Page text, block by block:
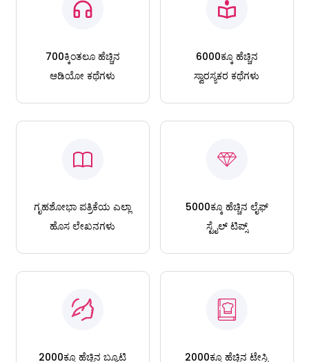
700ಕ್ಕಿಂತಲೂ ಹೆಚ್ಚಿನ
ಆಡಿಯೋ ಕಥೆಗಳು
6000ಕ್ಕೂ ಹೆಚ್ಚಿನ
ಸ್ವಾರಸ್ಯಕರ ಕಥೆಗಳು
ಗೃಹಶೋಭಾ ಪತ್ರಿಕೆಯ ಎಲ್ಲಾ
ಹೊಸ ಲೇಖನಗಳು
5000ಕ್ಕೂ ಹೆಚ್ಚಿನ ಲೈಫ್
ಸ್ಟೈಲ್ ಟಿಪ್ಸ್
2000ಕ್ಕೂ ಹೆಚ್ಚಿನ ಬ್ಯೂಟಿ
2000ಕ್ಕೂ ಹೆಚ್ಚಿನ ಟೇಸ್ಟಿ